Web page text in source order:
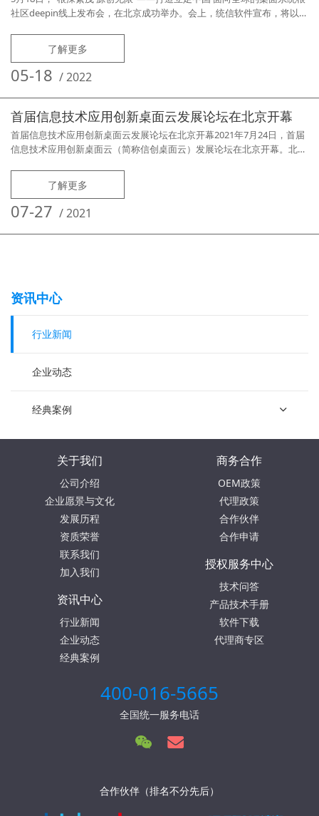
社区deepin线上发布会，在北京成功举办。会上，统信软件宣布，将以深
区，打造中国桌面操作系统的根系统。资料显示，深度（deepin）社区隶
属于统信软件，自2008年建立以来，已经持续发展了15年，是国内规模
最大、历史最悠久、活跃度最高的开源操作系统社区之一
了解更多
05-18 /2022
首届信息技术应用创新桌面云发展论坛在北京开幕
首届信息技术应用创新桌面云发展论坛在北京开幕2021年7月24日，首届
信息技术应用创新桌面云（简称信创桌面云）发展论坛在北京开幕。北京
康、中国电子信息产业发展研究院副院长黄子河、工业和信息化部信息技
术发展司处长史惠康、中国电子工业标准化技术协会信息技术应用创新工
作委员会（简称信创工委会）副秘书长王莉出席会议。本次论坛以“融合
发展，共建生
了解更多
07-27 /2021
资讯中心
行业新闻
企业动态
经典案例
关于我们
公司介绍
企业愿景与文化
发展历程
资质荣誉
联系我们
加入我们
商务合作
OEM政策
代理政策
合作伙伴
合作申请
授权服务中心
技术问答
产品技术手册
软件下载
代理商专区
资讯中心
行业新闻
企业动态
经典案例
400-016-5665
全国统一服务电话
合作伙伴（排名不分先后）